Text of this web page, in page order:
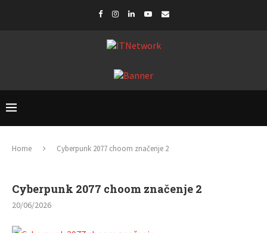
Home Cyberpunk 2077 choom značenje 2
Cyberpunk 2077 choom značenje 2
20/06/2026